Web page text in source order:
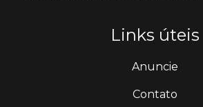
Links úteis
Anuncie
Contato